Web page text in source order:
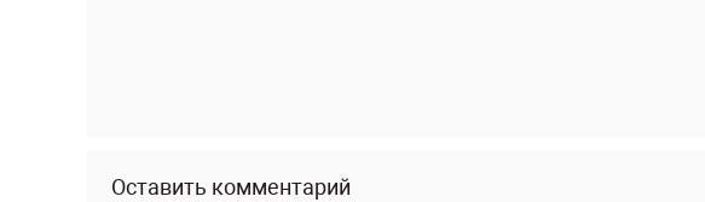
Оставить комментарий